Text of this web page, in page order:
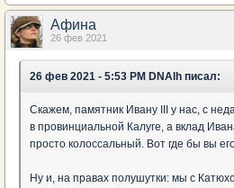
Афина
26 фев 2021
26 фев 2021 - 5:53 PM DNAlh писал:
Скажем, памятник Ивану III у нас, с
в провинциальной Калуге, а вклад
просто колоссальный. Вот где бы вы
Ну и, на правах полушутки: мы с